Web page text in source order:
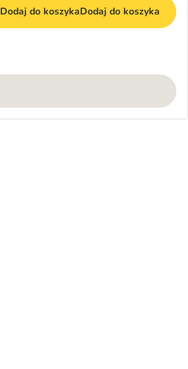
Dodaj do koszykaDodaj do koszyka